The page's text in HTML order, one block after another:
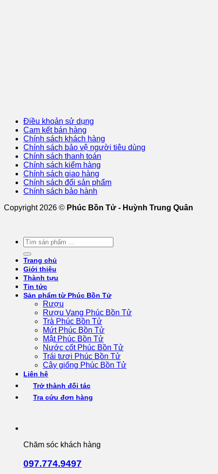
Điều khoản sử dụng
Cam kết bán hàng
Chính sách khách hàng
Chính sách bảo vệ người tiêu dùng
Chính sách thanh toán
Chính sách kiểm hàng
Chính sách giao hàng
Chính sách đổi sản phẩm
Chính sách bảo hành
Copyright 2026 © Phúc Bồn Tử - Huỳnh Trung Quân
Tìm
kiếm:
Trang chủ
Giới thiệu
Thành tựu
Tin tức
Sản phẩm từ Phúc Bồn Tử
Rượu
Rượu Vang Phúc Bồn Tử
Trà Phúc Bồn Tử
Mứt Phúc Bồn Tử
Mật Phúc Bồn Tử
Nước cốt Phúc Bồn Tử
Trái tươi Phúc Bồn Tử
Cây giống Phúc Bồn Tử
Liên hệ
Trở thành đối tác
Tra cứu đơn hàng
Chăm sóc khách hàng
097.774.9497